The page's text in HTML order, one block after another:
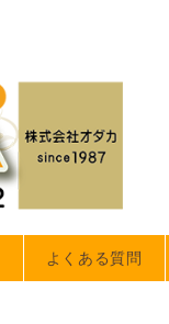
よくある質問